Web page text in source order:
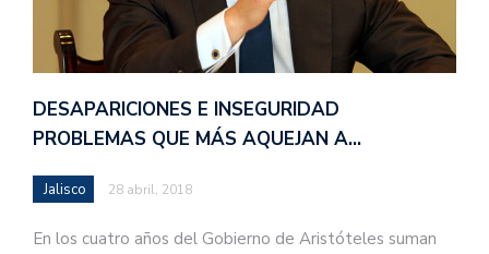
DESAPARICIONES E INSEGURIDAD
PROBLEMAS QUE MÁS AQUEJAN A…
Jalisco 28 abril, 2018
En los cuatro años del Gobierno de Aristóteles suman